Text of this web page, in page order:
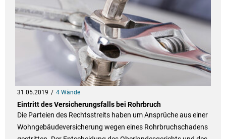
31.05.2019 4 Wände
Eintritt des Versicherungsfalls bei Rohrbruch
Die Parteien des Rechtsstreits haben um Ansprüche aus einer
Wohngebäudeversicherung wegen eines Rohrbruchschadens